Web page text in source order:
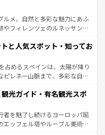
ルメ、自然と多彩な魅力にあふ
やフィレンツェのルネッサンス
田園風景やアマルフィ海岸の絶
い。観光の合間には、本場の
イタリア料理を堪能することも
眠るまで、すべての瞬間を楽し
はコンテンツ一覧を参照してほ
と人気スポット・知ってお
占めるスペインは、太陽が降り
ピレネー山脈まで、多彩な自然
熱的なフラメンコ、熱気あふ
パスが生活の一部となってい
された雰囲気や、バルセロナの
地方では古代ローマ遺跡や中世
光ガイド・有名観光スポ
者を魅了し続けるヨーロッパ屈
エッフェル塔やルーブル美術館